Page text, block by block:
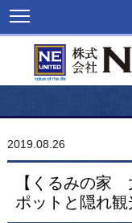
2019.08.26
【くるみの家
ポットと隠れ観